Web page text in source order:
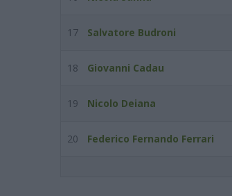
17 Salvatore Budroni
18 Giovanni Cadau
19 Nicolo Deiana
20 Federico Fernando Ferrari